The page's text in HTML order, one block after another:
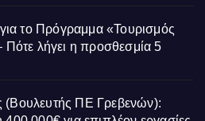
το Πρόγραμμα «Τουρισμός
λήγει η προσθεσμία 5
ΠΕ Γρεβενών):